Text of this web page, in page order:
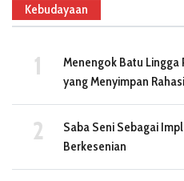
Kebudayaan
Menengok Batu Lingga
yang Menyimpan
Saba Seni Sebagai
Berkesenian